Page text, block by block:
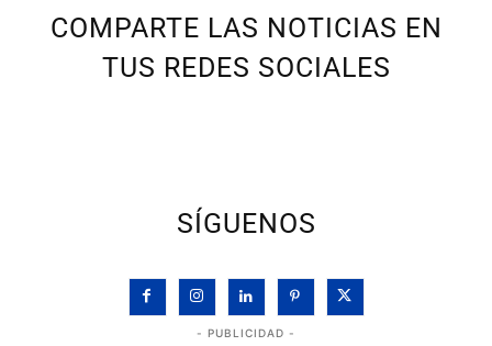
COMPARTE LAS NOTICIAS EN
TUS REDES SOCIALES
SÍGUENOS
- PUBLICIDAD -